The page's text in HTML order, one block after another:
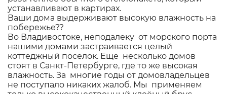
устанавливают в картирах.
Ваши дома выдерживают высокую влажность на
побережье??
Во Владивостоке, неподалеку от морского порта
нашими домами застраивается целый
коттеджный поселок. Еще несколько домов
стоят в Санкт-Петербурге, где то же высокая
влажность. За многие годы от домовладельцев
не поступало никаких жалоб. Мы применяем